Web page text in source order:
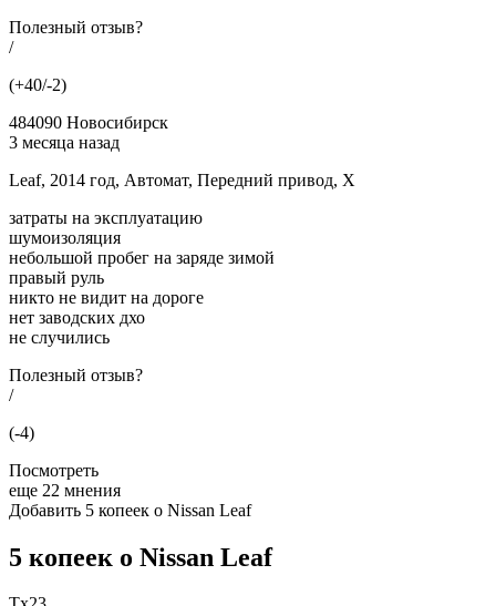
Полезный отзыв?
/
(+40/-2)
484090 Новосибирск
3 месяца назад
Leaf, 2014 год, Автомат, Передний привод, X
затраты на эксплуатацию
шумоизоляция
небольшой пробег на заряде зимой
правый руль
никто не видит на дороге
нет заводских дхо
не случились
Полезный отзыв?
/
(-4)
Посмотреть
еще 22 мнения
Добавить 5 копеек о Nissan Leaf
5 копеек о Nissan Leaf